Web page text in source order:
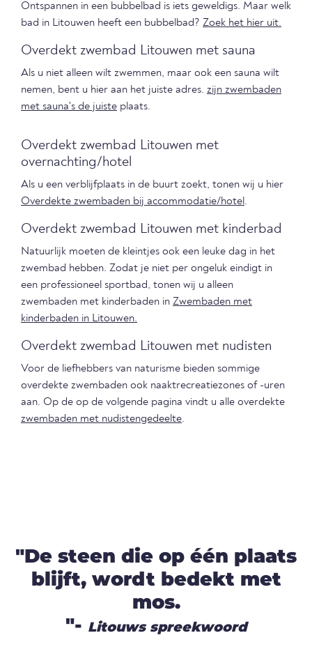
Ontspannen in een bubbelbad is iets geweldigs. Maar welk
bad in Litouwen heeft een bubbelbad? Zoek het hier uit.
Overdekt zwembad Litouwen met sauna
Als u niet alleen wilt zwemmen, maar ook een sauna wilt
nemen, bent u hier aan het juiste adres. zijn zwembaden
met sauna's de juiste plaats.
Overdekt zwembad Litouwen met
overnachting/hotel
Als u een verblijfplaats in de buurt zoekt, tonen wij u hier
Overdekte zwembaden bij accommodatie/hotel .
Overdekt zwembad Litouwen met kinderbad
Natuurlijk moeten de kleintjes ook een leuke dag in het
zwembad hebben. Zodat je niet per ongeluk eindigt in
een professioneel sportbad, tonen wij u alleen
zwembaden met kinderbaden in Zwembaden met
kinderbaden in Litouwen.
Overdekt zwembad Litouwen met nudisten
Voor de liefhebbers van naturisme bieden sommige
overdekte zwembaden ook naaktrecreatiezones of -uren
aan. Op de op de volgende pagina vindt u alle overdekte
zwembaden met nudistengedeelte.
"De steen die op één plaats
blijft, wordt bedekt met
mos.
"- Litouws spreekwoord